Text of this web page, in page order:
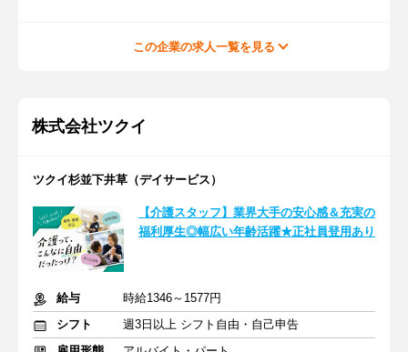
この企業の求人一覧を見る
株式会社ツクイ
ツクイ杉並下井草（デイサービス）
【介護スタッフ】業界大手の安心感＆充実の
福利厚生◎幅広い年齢活躍★正社員登用あり
給与
時給1346～1577円
シフト
週3日以上 シフト自由・自己申告